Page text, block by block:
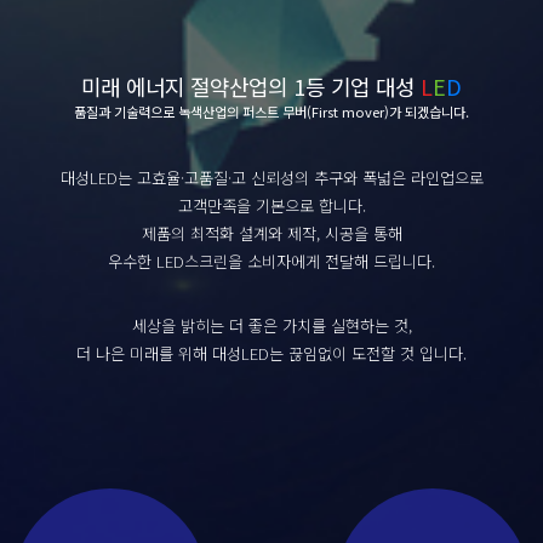
미래 에너지 절약산업의 1등 기업 대성 LED
품질과 기술력으로 녹색산업의 퍼스트 무버(First mover)가 되겠습니다.
대성LED는 고효율·고품질·고 신뢰성의 추구와 폭넓은 라인업으로
고객만족을 기본으로 합니다.
제품의 최적화 설계와 제작, 시공을 통해
우수한 LED스크린을 소비자에게 전달해 드립니다.
세상을 밝히는 더 좋은 가치를 실현하는 것,
더 나은 미래를 위해 대성LED는 끊임없이 도전할 것 입니다.